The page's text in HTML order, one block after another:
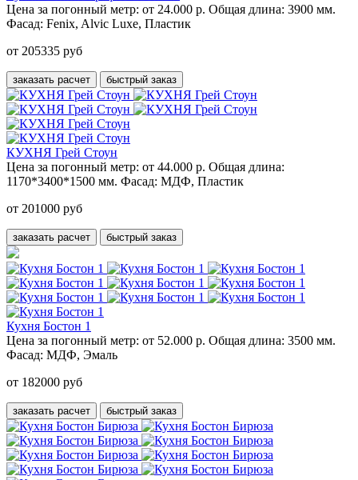
Цена за погонный метр: от 24.000 р. Общая длина: 3900 мм.
Фасад: Fenix, Alvic Luxe, Пластик
от 205335 руб
заказать расчет быстрый заказ
КУХНЯ Грей Стоун
Цена за погонный метр: от 44.000 р. Общая длина:
1170*3400*1500 мм. Фасад: МДФ, Пластик
от 201000 руб
заказать расчет быстрый заказ
Кухня Бостон 1
Цена за погонный метр: от 52.000 р. Общая длина: 3500 мм.
Фасад: МДФ, Эмаль
от 182000 руб
заказать расчет быстрый заказ